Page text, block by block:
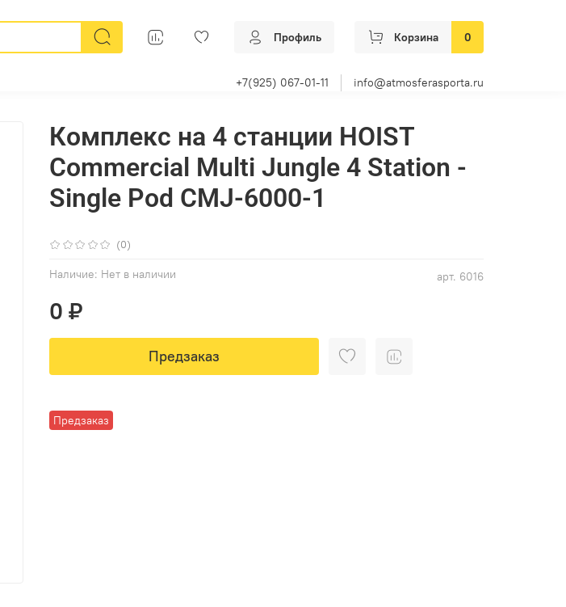
Профиль Корзина 0
+7(925) 067-01-11 info@atmosferasporta.ru
(0)
арт. 6016
Наличие: Нет в наличии
Предзаказ
Комплекс на 4 станции HOIST
Commercial Multi Jungle 4 Station -
Single Pod CMJ-6000-1
0 ₽
Предзаказ